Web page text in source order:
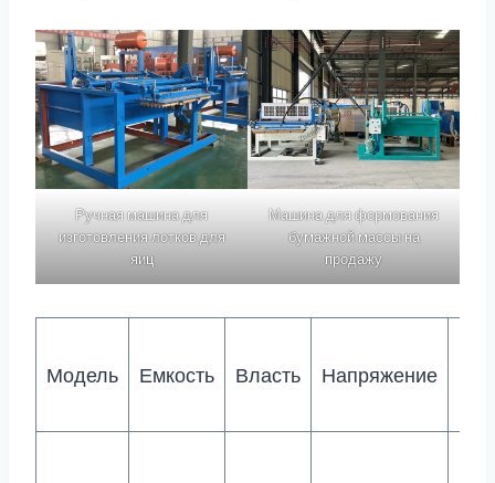
Ручная машина для
изготовления лотков для
яиц
Машина для формования
бумажной массы на
продажу
Модель Емкость Власть Напряжение